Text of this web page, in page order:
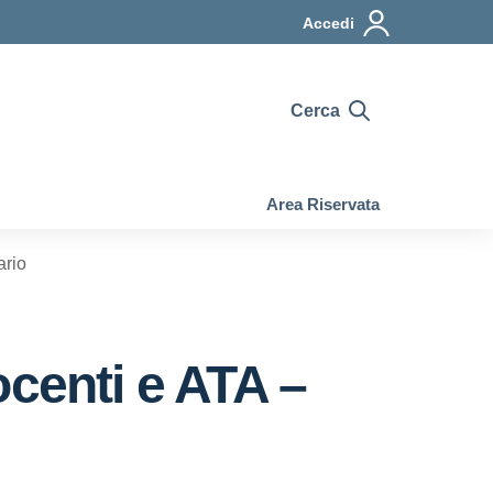
Accedi
Cerca
Area Riservata
e ATA –